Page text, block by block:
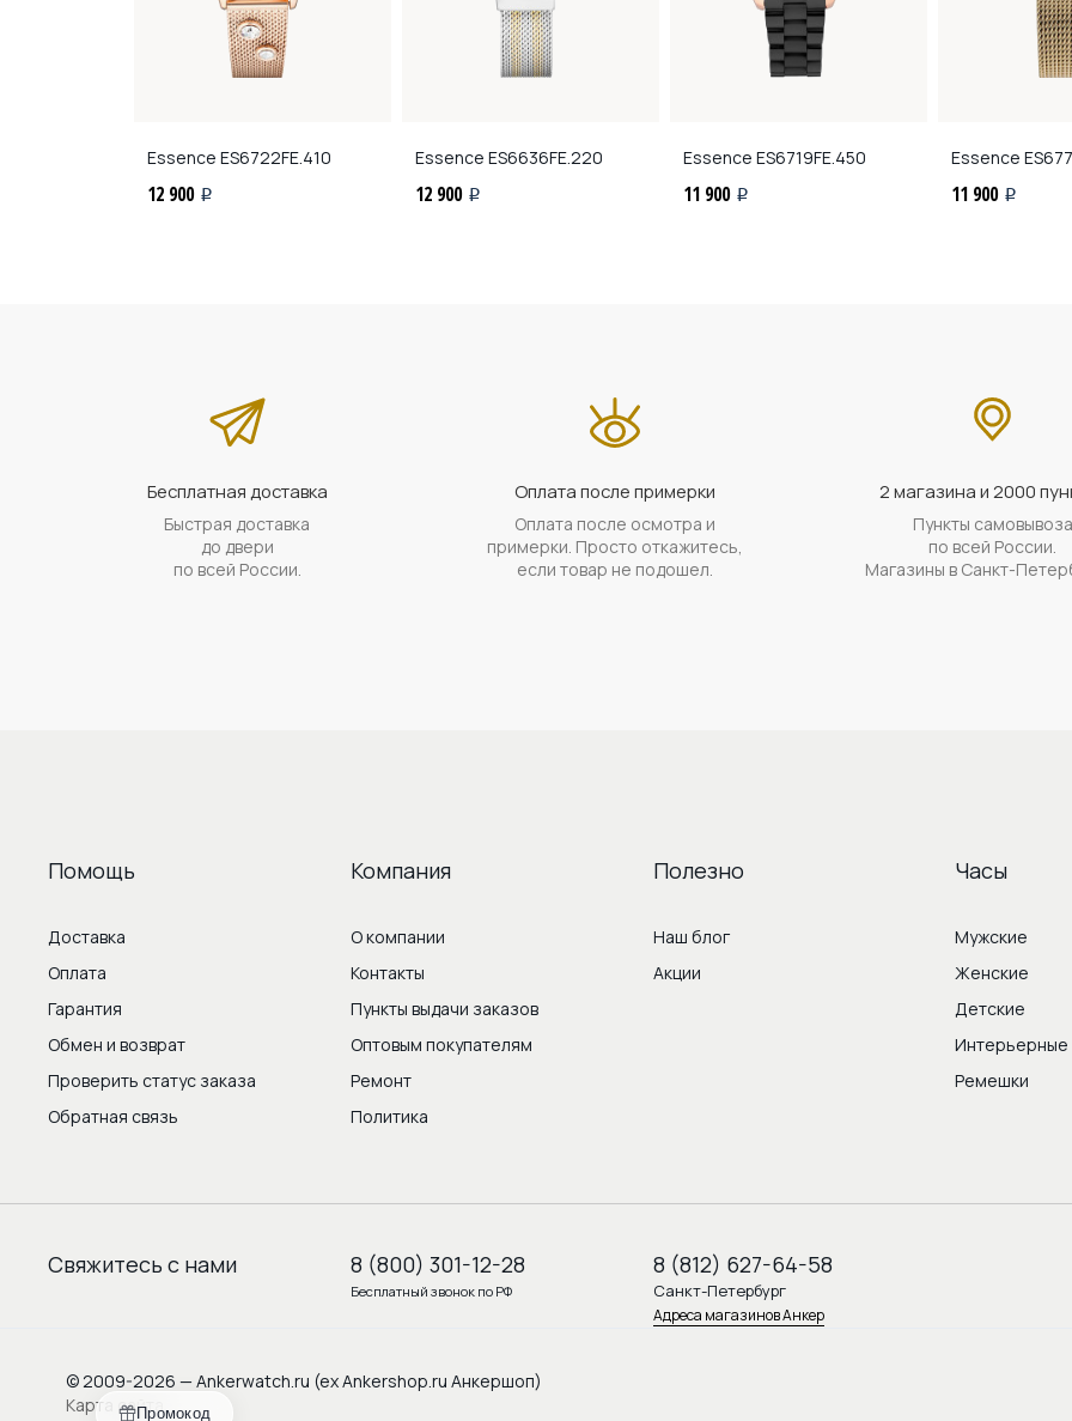
Промокод
Essence ES6722FE.410
12 900 i
Essence ES6636FE.220
12 900 i
Essence ES6719FE.450
11 900 i
Essence
11 900 i
Бесплатная доставка
Быстрая доставка
до двери
по всей России.
Оплата после примерки
Оплата после осмотра и
примерки. Просто откажитесь,
если товар не подошел.
2 магазина и 2000
Пункты самовывоза
по всей России.
Магазины в Санкт-
Помощь
Доставка
Оплата
Гарантия
Обмен и возврат
Проверить статус заказа
Обратная связь
Компания
О компании
Контакты
Пункты выдачи заказов
Оптовым покупателям
Ремонт
Политика
Полезно
Наш блог
Акции
Часы
Мужские
Женские
Детские
Интерьерные
Ремешки
Свяжитесь с нами 8 (800) 301-12-28
Бесплатный звонок по РФ
8 (812) 627-64-58
Санкт-Петербург
Адреса магазинов Анкер
© 2009-2026 — Ankerwatch.ru (ex Ankershop.ru Анкершоп)
Карта сайта